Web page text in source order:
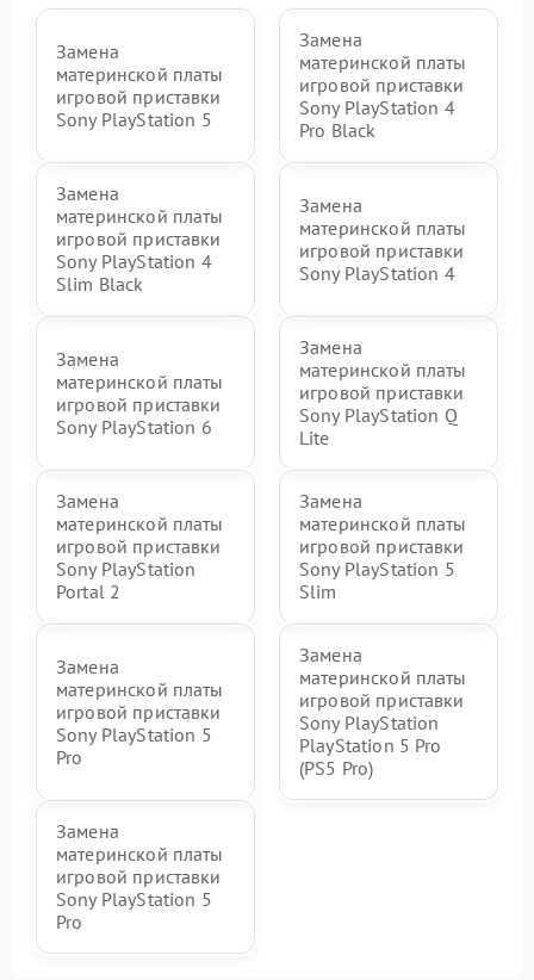
Замена
материнской платы
игровой приставки
Sony PlayStation 5
Замена
материнской платы
игровой приставки
Sony PlayStation 4
Pro Black
Замена
материнской платы
игровой приставки
Sony PlayStation 4
Slim Black
Замена
материнской платы
игровой приставки
Sony PlayStation 4
Замена
материнской платы
игровой приставки
Sony PlayStation 6
Замена
материнской платы
игровой приставки
Sony PlayStation Q
Lite
Замена
материнской платы
игровой приставки
Sony PlayStation
Portal 2
Замена
материнской платы
игровой приставки
Sony PlayStation 5
Slim
Замена
материнской платы
игровой приставки
Sony PlayStation 5
Pro
Замена
материнской платы
игровой приставки
Sony PlayStation
PlayStation 5 Pro
(PS5 Pro)
Замена
материнской платы
игровой приставки
Sony PlayStation 5
Pro